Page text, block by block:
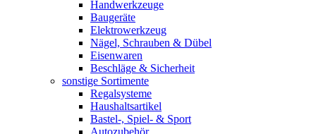
Handwerkzeuge
Baugeräte
Elektrowerkzeug
Nägel, Schrauben & Dübel
Eisenwaren
Beschläge & Sicherheit
sonstige Sortimente
Regalsysteme
Haushaltsartikel
Bastel-, Spiel- & Sport
Autozubehör